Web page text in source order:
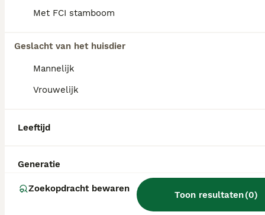
Met FCI stamboom
Geslacht van het huisdier
Mannelijk
Vrouwelijk
Leeftijd
Generatie
Zoekopdracht bewaren
Toon resultaten(0)
veel?
Sint-Bernardshonden blaffen niet vaak,
maar kunnen je wel waarschuwen voor
bezoekers of ongewone geluiden. Door hun
Wat is het karakter van een